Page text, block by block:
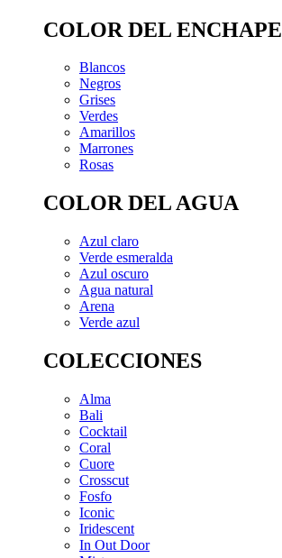
COLOR DEL ENCHAPE
Blancos
Negros
Grises
Verdes
Amarillos
Marrones
Rosas
COLOR DEL AGUA
Azul claro
Verde esmeralda
Azul oscuro
Agua natural
Arena
Verde azul
COLECCIONES
Alma
Bali
Cocktail
Coral
Cuore
Crosscut
Fosfo
Iconic
Iridescent
In Out Door